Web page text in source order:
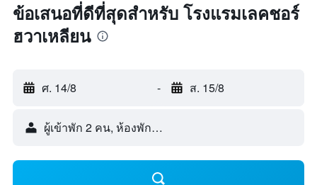
ข้อเสนอที่ดีที่สุดสำหรับ โรงแรมเลคชอร์
ฮวาเหลียน
ศ. 14/8 - ส. 15/8
ผู้เข้าพัก 2 คน, ห้องพัก 1 ห้อง